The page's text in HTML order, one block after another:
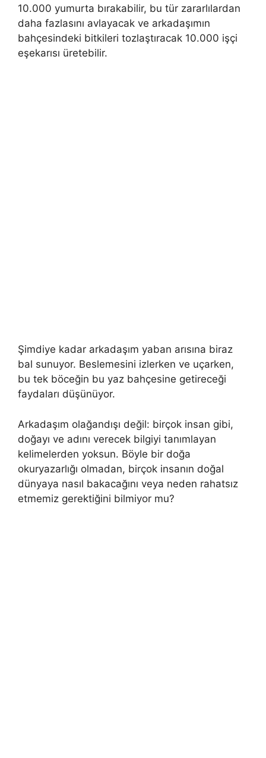
10.000 yumurta bırakabilir, bu tür zararlılardan
daha fazlasını avlayacak ve arkadaşımın
bahçesindeki bitkileri tozlaştıracak 10.000 işçi
eşekarısı üretebilir.
Şimdiye kadar arkadaşım yaban arısına biraz
bal sunuyor. Beslemesini izlerken ve uçarken,
bu tek böceğin bu yaz bahçesine getireceği
faydaları düşünüyor.
Arkadaşım olağandışı değil: birçok insan gibi,
doğayı ve adını verecek bilgiyi tanımlayan
kelimelerden yoksun. Böyle bir doğa
okuryazarlığı olmadan, birçok insanın doğal
dünyaya nasıl bakacağını veya neden rahatsız
etmemiz gerektiğini bilmiyor mu?